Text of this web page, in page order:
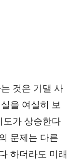
것은 기댈 사
을 여실히 보
도가 상승한다
문제는 다른
하더라도 미래